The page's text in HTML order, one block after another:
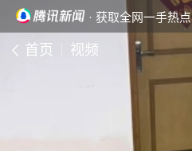
· 获取全网一手热点
首页 视频